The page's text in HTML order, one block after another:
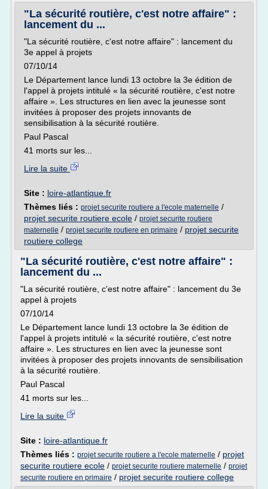
"La sécurité routière, c'est notre affaire" :
lancement du ...
"La sécurité routière, c'est notre affaire" : lancement du
3e appel à projets
07/10/14
Le Département lance lundi 13 octobre la 3e édition de
l'appel à projets intitulé « la sécurité routière, c'est notre
affaire ». Les structures en lien avec la jeunesse sont
invitées à proposer des projets innovants de
sensibilisation à la sécurité routière.
Paul Pascal
41 morts sur les...
Lire la suite
Site : loire-atlantique.fr
Thèmes liés : projet securite routiere a l'ecole maternelle /
projet securite routiere ecole / projet securite routiere
maternelle / projet securite routiere en primaire / projet securite
routiere college
"La sécurité routière, c'est notre affaire" :
lancement du ...
"La sécurité routière, c'est notre affaire" : lancement du 3e
appel à projets
07/10/14
Le Département lance lundi 13 octobre la 3e édition de
l'appel à projets intitulé « la sécurité routière, c'est notre
affaire ». Les structures en lien avec la jeunesse sont
invitées à proposer des projets innovants de sensibilisation
à la sécurité routière.
Paul Pascal
41 morts sur les...
Lire la suite
Site : loire-atlantique.fr
Thèmes liés : projet securite routiere a l'ecole maternelle / projet
securite routiere ecole / projet securite routiere maternelle / projet
securite routiere en primaire / projet securite routiere college